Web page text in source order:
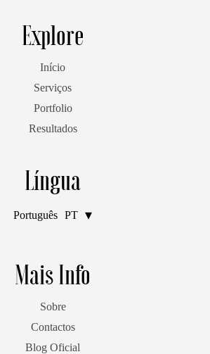
Explore
Início
Serviços
Portfolio
Resultados
Língua
Português PT
English EN
Mais Info
Sobre
Contactos
Blog Oficial